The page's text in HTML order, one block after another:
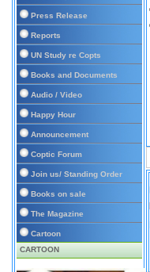
Press Release
Reports
UN Study re Copts
Books and Documents
Audio / Video
Happy Hour
Announcement
Coptic Forum
Join us/ Standing Order
Books on sale
The Magazine
Cartoon
CARTOON